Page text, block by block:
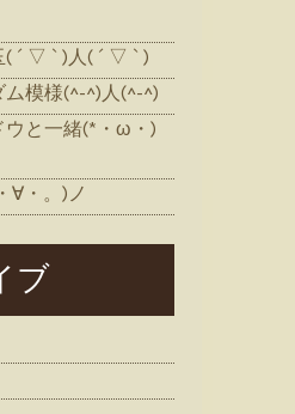
´ ▽ ` )人( ´ ▽ ` )
模様(^-^)人(^-^)
ウと一緒(*・ω・)
∀・。)ノ
ブ